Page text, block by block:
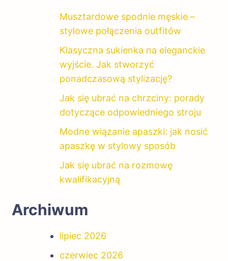
Musztardowe spodnie męskie –
stylowe połączenia outfitów
Klasyczna sukienka na eleganckie
wyjście. Jak stworzyć
ponadczasową stylizację?
Jak się ubrać na chrzciny: porady
dotyczące odpowiedniego stroju
Modne wiązanie apaszki: jak nosić
apaszkę w stylowy sposób
Jak się ubrać na rozmowę
kwalifikacyjną
Archiwum
lipiec 2026
czerwiec 2026